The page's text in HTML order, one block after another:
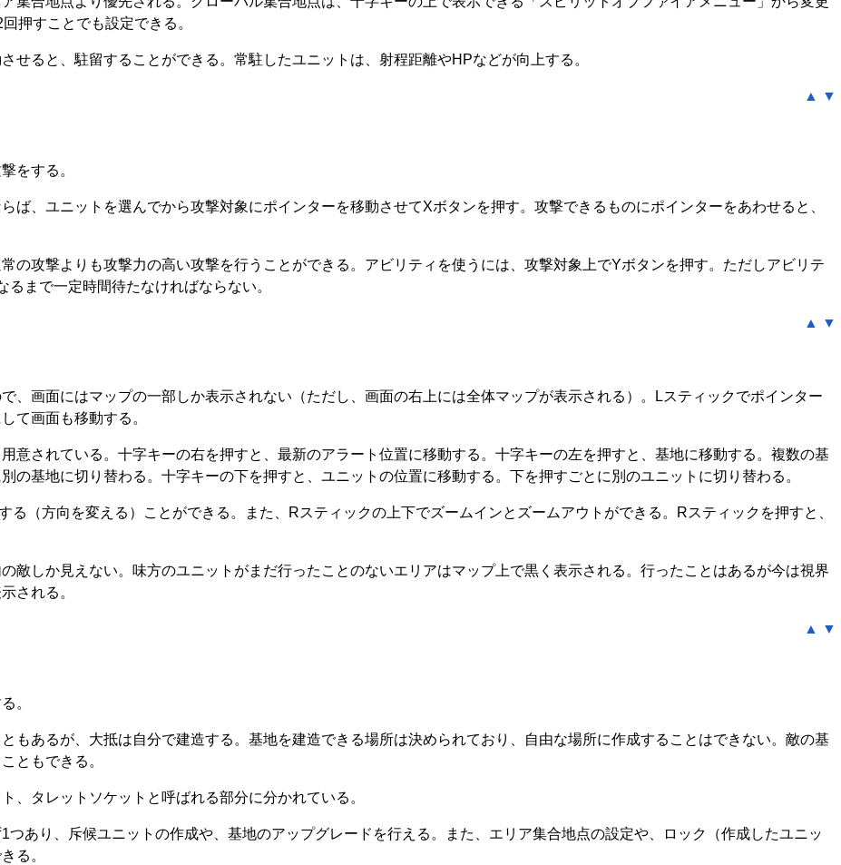
押すことでも設定できる。
せると、駐留することができる。常駐したユニットは、射程距離やHPなどが向上する。
▲ ▼
をする。
ば、ユニットを選んでから攻撃対象にポインターを移動させてXボタンを押す。攻撃できるものにポインターをあわせると、
常の攻撃よりも攻撃力の高い攻撃を行うことができる。アビリティを使うには、攻撃対象上でYボタンを押す。ただしアビリテ
るまで一定時間待たなければならない。
▲ ▼
、画面にはマップの一部しか表示されない（ただし、画面の右上には全体マップが表示される）。Lスティックでポインター
て画面も移動する。
意されている。十字キーの右を押すと、最新のアラート位置に移動する。十字キーの左を押すと、基地に移動する。複数の基
の基地に切り替わる。十字キーの下を押すと、ユニットの位置に移動する。下を押すごとに別のユニットに切り替わる。
る（方向を変える）ことができる。また、Rスティックの上下でズームインとズームアウトができる。Rスティックを押すと、
敵しか見えない。味方のユニットがまだ行ったことのないエリアはマップ上で黒く表示される。行ったことはあるが今は視界
される。
▲ ▼
。
もあるが、大抵は自分で建造する。基地を建造できる場所は決められており、自由な場所に作成することはできない。敵の基
ともできる。
、タレットソケットと呼ばれる部分に分かれている。
つあり、斥候ユニットの作成や、基地のアップグレードを行える。また、エリア集合地点の設定や、ロック（作成したユニッ
る。